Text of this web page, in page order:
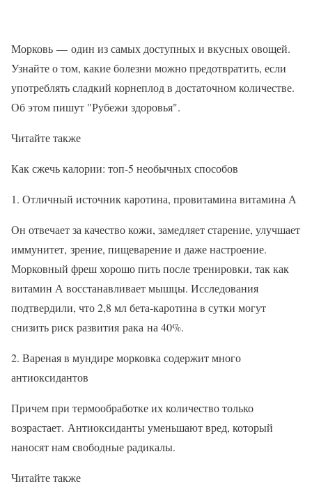
Морковь — один из самых доступных и вкусных овощей.
Узнайте о том, какие болезни можно предотвратить, если
употреблять сладкий корнеплод в достаточном количестве.
Об этом пишут "Рубежи здоровья".
Читайте также
Как сжечь калории: топ-5 необычных способов
1. Отличный источник каротина, провитамина витамина А
Он отвечает за качество кожи, замедляет старение, улучшает
иммунитет, зрение, пищеварение и даже настроение.
Морковный фреш хорошо пить после тренировки, так как
витамин А восстанавливает мышцы. Исследования
подтвердили, что 2,8 мл бета-каротина в сутки могут
снизить риск развития рака на 40%.
2. Вареная в мундире морковка содержит много
антиоксидантов
Причем при термообработке их количество только
возрастает. Антиоксиданты уменьшают вред, который
наносят нам свободные радикалы.
Читайте также